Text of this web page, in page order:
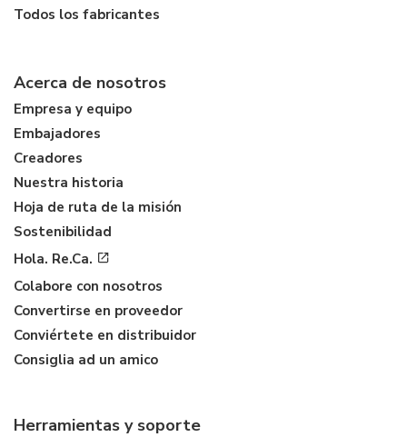
Todos los fabricantes
Acerca de nosotros
Empresa y equipo
Embajadores
Creadores
Nuestra historia
Hoja de ruta de la misión
Sostenibilidad
Hola. Re.Ca.
Colabore con nosotros
Convertirse en proveedor
Conviértete en distribuidor
Consiglia ad un amico
Herramientas y soporte